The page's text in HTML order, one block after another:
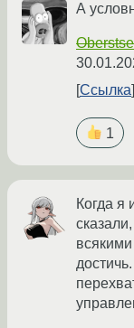
А
Ссылка
1
Когда я